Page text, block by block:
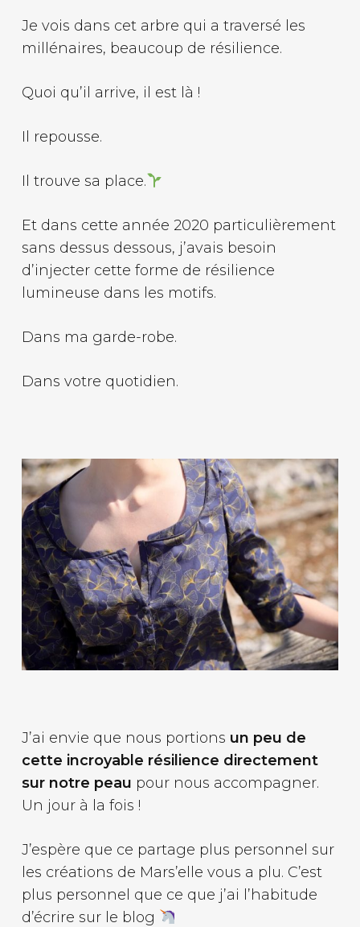
Je vois dans cet arbre qui a traversé les
millénaires, beaucoup de résilience.
Quoi qu’il arrive, il est là !
Il repousse.
Il trouve sa place.
Et dans cette année 2020 particulièrement
sans dessus dessous, j’avais besoin
d’injecter cette forme de résilience
lumineuse dans les motifs.
Dans ma garde-robe.
Dans votre quotidien.
J’ai envie que nous portions un peu de
cette incroyable résilience directement
sur notre peau pour nous accompagner.
Un jour à la fois !
J’espère que ce partage plus personnel sur
les créations de Mars’elle vous a plu. C’est
plus personnel que ce que j’ai l’habitude
d’écrire sur le blog